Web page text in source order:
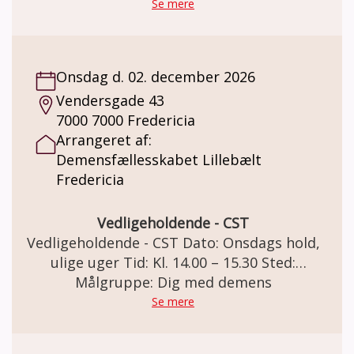
43, 7000 Fredericia. Teknologibiblioteket
løsninger. Se de udstillede hjælpemidler,
som kan bruges i en hverdag, hvor man har
demens inde på livet. Vi har også mulighed
for at sende et katalog med beskrivelser af
vores udstillede hjælpemidler. Pris: Dette
tilbud er gratis, og er for alle, der har
Se mere
Onsdag d. 02. december 2026
Vendersgade 43
7000 7000 Fredericia
Arrangeret af:
Demensfællesskabet Lillebælt
Fredericia
Vedligeholdende - CST
Vedligeholdende - CST Dato: Onsdags hold,
ulige uger Tid: Kl. 14.00 – 15.30 Sted:
Demensfællesskabet Lillebælt Vendersgade
43, 7000 Fredericia Vedligeholdende - CST
Målgruppe: Dig med demens
Se mere